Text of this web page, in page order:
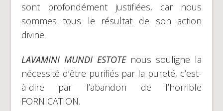
sont profondément justifiées, car nous
sommes tous le résultat de son action
divine.
LAVAMINI MUNDI ESTOTEnous souligne la
nécessité d’être purifiés par la pureté, c’est-
à-dire par l’abandon de l’horrible
FORNICATION.